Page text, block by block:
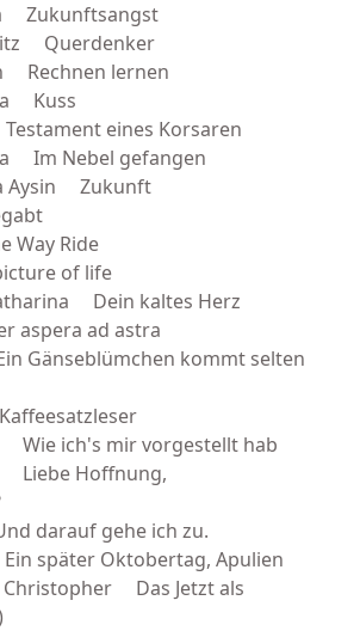
Zukunftsangst
Querdenker
lernen
Kuss
eines Korsaren
Im Nebel gefangen
Aysin Zukunft
Ride
of life
Dein kaltes Herz
ad astra
kommt selten
ich's mir vorgestellt hab
Hoffnung,
darauf gehe ich zu.
später Oktobertag, Apulien
Das Jetzt als